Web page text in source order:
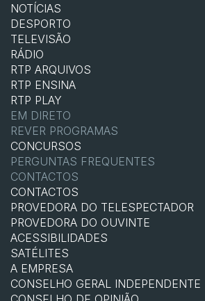
NOTÍCIAS
DESPORTO
TELEVISÃO
RÁDIO
RTP ARQUIVOS
RTP ENSINA
RTP PLAY
EM DIRETO
REVER PROGRAMAS
CONCURSOS
PERGUNTAS FREQUENTES
CONTACTOS
CONTACTOS
PROVEDORA DO TELESPECTADOR
PROVEDORA DO OUVINTE
ACESSIBILIDADES
SATÉLITES
A EMPRESA
CONSELHO GERAL INDEPENDENTE